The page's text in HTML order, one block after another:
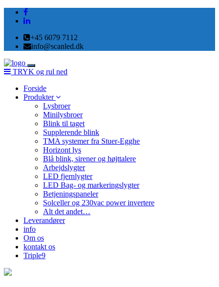
+45 6079 7112
info@scanled.dk
Toggle
navigation
TRYK og rul ned
Forside
Produkter
Lysbroer
Minilysbroer
Blink til taget
Supplerende blink
TMA systemer fra Stuer-Egghe
Horizont lys
Blå blink, sirener og højttalere
Arbejdslygter
LED fjernlygter
LED Bag- og markeringslygter
Betjeningspaneler
Solceller og 230vac power invertere
Alt det andet…
Leverandører
info
Om os
kontakt os
Triple9